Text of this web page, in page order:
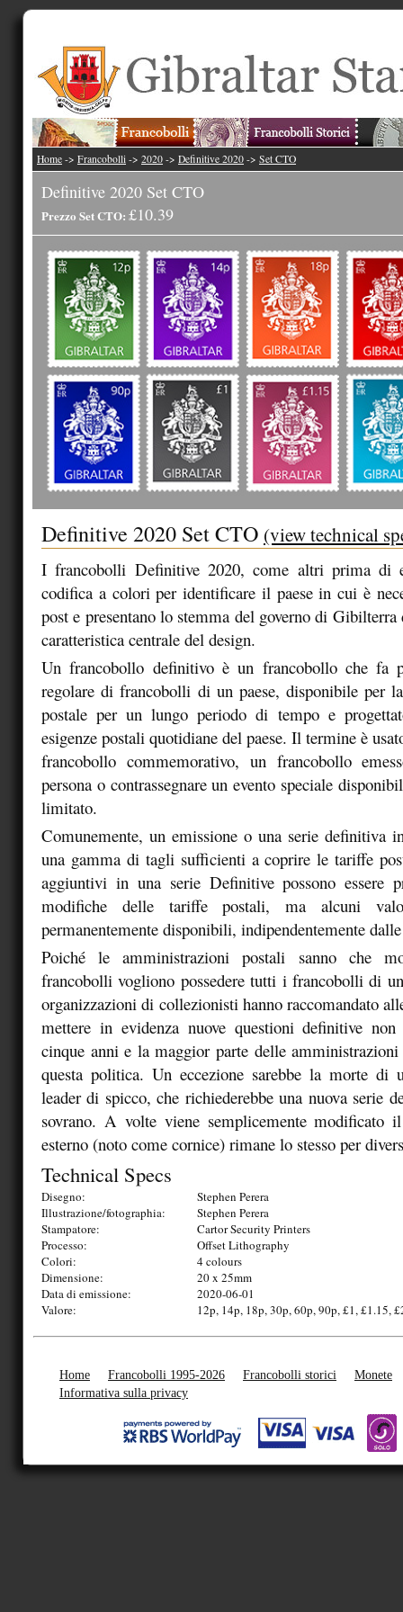
Home -> Francobolli -> 2020 -> Definitive 2020 -> Set CTO
Definitive 2020 Set CTO
Prezzo Set CTO: £10.39
Definitive 2020 Set CTO (view technical
I francobolli Definitive 2020, come altri prima di
codifica a colori per identificare il paese in cui è
post e presentano lo stemma del governo di
caratteristica centrale del design.
Un francobollo definitivo è un francobollo che fa
regolare di francobolli di un paese, disponibile per
postale per un lungo periodo di tempo e
esigenze postali quotidiane del paese. Il termine è
francobollo commemorativo, un francobollo
persona o contrassegnare un evento speciale
limitato.
Comunemente, un emissione o una serie definitiva
una gamma di tagli sufficienti a coprire le tariffe
aggiuntivi in ​​una serie Definitive possono essere
modifiche delle tariffe postali, ma alcuni
permanentemente disponibili, indipendentemente
Poiché le amministrazioni postali sanno che
francobolli vogliono possedere tutti i francobolli di
organizzazioni di collezionisti hanno raccomandato
mettere in evidenza nuove questioni definitive
cinque anni e la maggior parte delle
questa politica. Un eccezione sarebbe la morte di
leader di spicco, che richiederebbe una nuova serie
sovrano. A volte viene semplicemente modificato
esterno (noto come cornice) rimane lo stesso per
Technical Specs
Disegno:
Stephen Perera
Illustrazione/fotographia:
Stephen Perera
Stampatore:
Cartor Security Printers
Processo:
Offset Lithography
Colori:
4 colours
Dimensione:
20 x 25mm
Data di emissione:
2020-06-01
Valore:
12p, 14p, 18p, 30p, 60p, 90p, £1, £1.15,
Home Francobolli 1995-2026 Francobolli storici
Monete
Informativa sulla privacy